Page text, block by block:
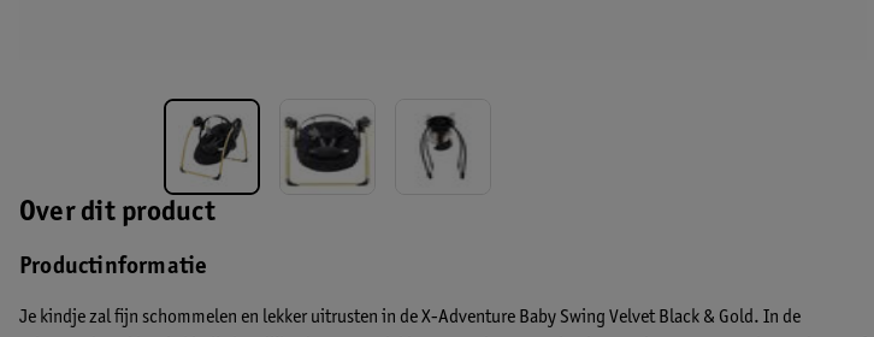
Over dit product
Productinformatie
Je kindje zal fijn schommelen en lekker uitrusten in de X-Adventure Baby Swing Velvet Black & Gold. In de